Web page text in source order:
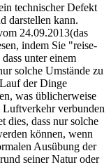
technischer Defekt
darstellen kann.
24.09.2013(das
indem Sie "reise-
unter einem
solche Umstände zu
der Dinge
was üblicherweise
verbunden
dies, dass nur solche
können, wenn
Ausübung der
seiner Natur oder